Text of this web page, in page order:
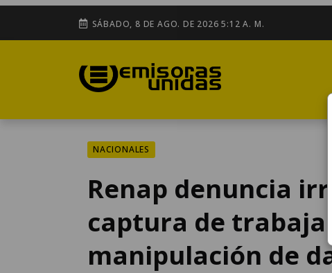
SÁBADO, 8 DE AGO. DE 2026 5:12 A. M.
NACIONALES
Renap denuncia
captura de
manipulación de